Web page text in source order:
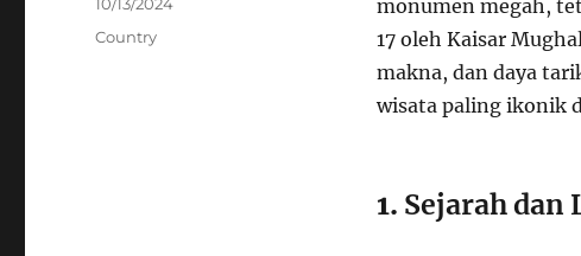
monumen megah,
17 oleh Kaisar
makna, dan daya
wisata paling ikonik
1. Sejarah dan
Categories
Country